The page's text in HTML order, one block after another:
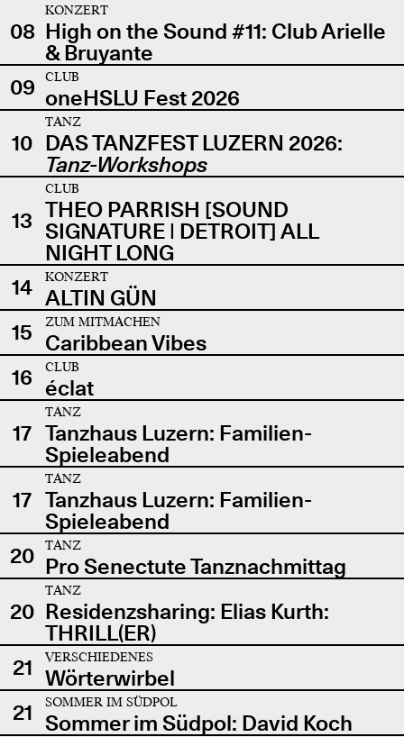
08
KONZERT
High on the Sound #11: Club Arielle
& Bruyante
09
CLUB
oneHSLU Fest 2026
10
TANZ
DAS TANZFEST LUZERN 2026:
Tanz-Workshops
13
CLUB
THEO PARRISH [SOUND
SIGNATURE | DETROIT] ALL
NIGHT LONG
14
KONZERT
ALTIN GÜN
15
ZUM MITMACHEN
Caribbean Vibes
16
CLUB
éclat
17
TANZ
Tanzhaus Luzern: Familien-
Spieleabend
17
TANZ
Tanzhaus Luzern: Familien-
Spieleabend
20
TANZ
Pro Senectute Tanznachmittag
20
TANZ
Residenzsharing: Elias Kurth:
THRILL(ER)
21
VERSCHIEDENES
Wörterwirbel
21
SOMMER IM SÜDPOL
Sommer im Südpol: David Koch